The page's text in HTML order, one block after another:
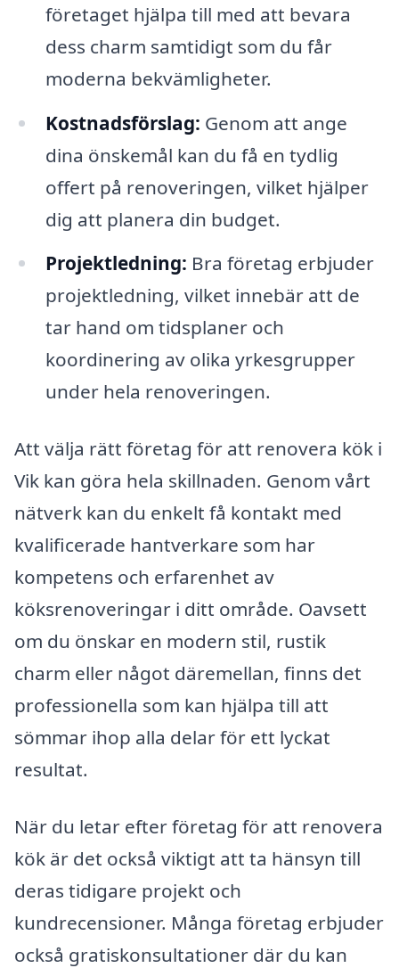
företaget hjälpa till med att bevara
dess charm samtidigt som du får
moderna bekvämligheter.
Kostnadsförslag: Genom att ange
dina önskemål kan du få en tydlig
offert på renoveringen, vilket hjälper
dig att planera din budget.
Projektledning: Bra företag erbjuder
projektledning, vilket innebär att de
tar hand om tidsplaner och
koordinering av olika yrkesgrupper
under hela renoveringen.
Att välja rätt företag för att renovera kök i
Vik kan göra hela skillnaden. Genom vårt
nätverk kan du enkelt få kontakt med
kvalificerade hantverkare som har
kompetens och erfarenhet av
köksrenoveringar i ditt område. Oavsett
om du önskar en modern stil, rustik
charm eller något däremellan, finns det
professionella som kan hjälpa till att
sömmar ihop alla delar för ett lyckat
resultat.
När du letar efter företag för att renovera
kök är det också viktigt att ta hänsyn till
deras tidigare projekt och
kundrecensioner. Många företag erbjuder
också gratiskonsultationer där du kan